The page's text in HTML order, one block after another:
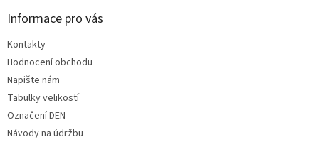
Informace pro vás
Kontakty
Hodnocení obchodu
Napište nám
Tabulky velikostí
Označení DEN
Návody na údržbu